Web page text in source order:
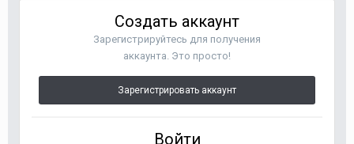
Создать аккаунт
Зарегистрируйтесь для получения
аккаунта. Это просто!
Зарегистрировать аккаунт
Войти